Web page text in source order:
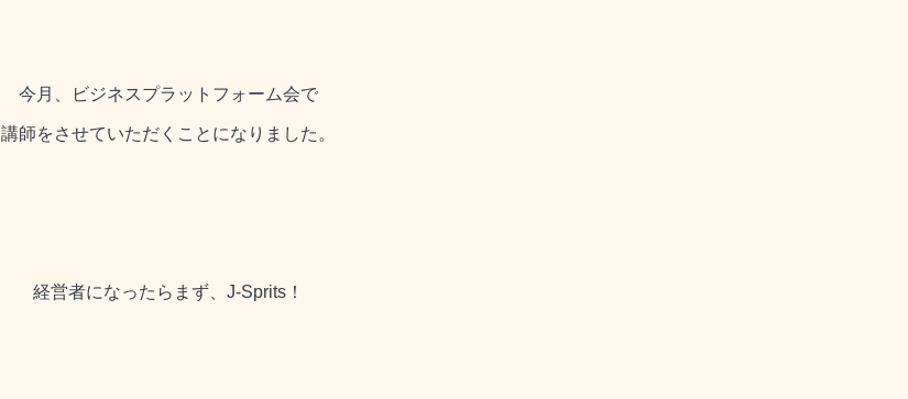
今月、ビジネスプラットフォーム会で
講師をさせていただくことになりました。
経営者になったらまず、J-Sprits！